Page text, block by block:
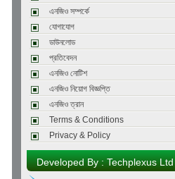
এনজিও সম্পর্কে
যোগাযোগ
ডাউনলোড
প্রতিবেদন
এনজিও নোটিশ
এনজিও নিয়োগ বিজ্ঞপ্তি
এনজিও ত্রান
Terms & Conditions
Privacy & Policy
Developed By : Techplexus Ltd